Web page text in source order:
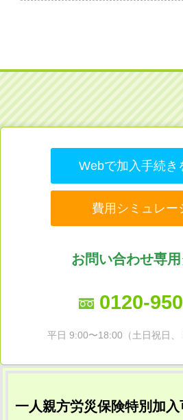
Webで加入手続き
費用シミュレー
お問い合わせ専
0120-
平日 9:00〜18:00（土日祝日、
一人親方労災保険特別加